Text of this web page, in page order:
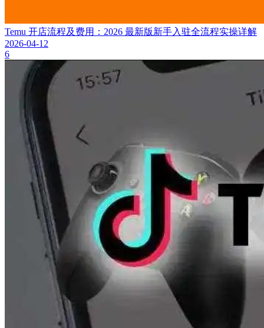
Temu 开店流程及费用：2026 最新版新手入驻全流程实操详解
2026-04-12
6